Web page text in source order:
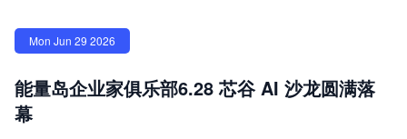
Mon Jun 29 2026
能量岛企业家俱乐部6.28 芯谷 AI 沙龙圆满落
幕